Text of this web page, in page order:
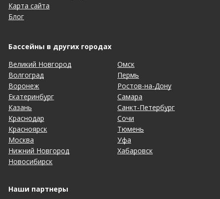
Карта сайта
Блог
Бассейны в других городах
Великий Новгород
Волгоград
Воронеж
Екатеринбург
Казань
Краснодар
Красноярск
Москва
Нижний Новгород
Новосибирск
Омск
Пермь
Ростов-на-Дону
Самара
Санкт-Петербург
Сочи
Тюмень
Уфа
Хабаровск
Наши партнеры